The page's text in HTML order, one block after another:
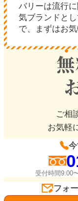
バリーは流行
気ブランドと
で、まずはお
ご相
お気軽
受付時間9:00
フォ